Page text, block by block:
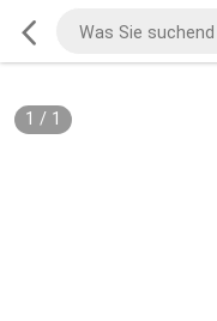
1 / 1